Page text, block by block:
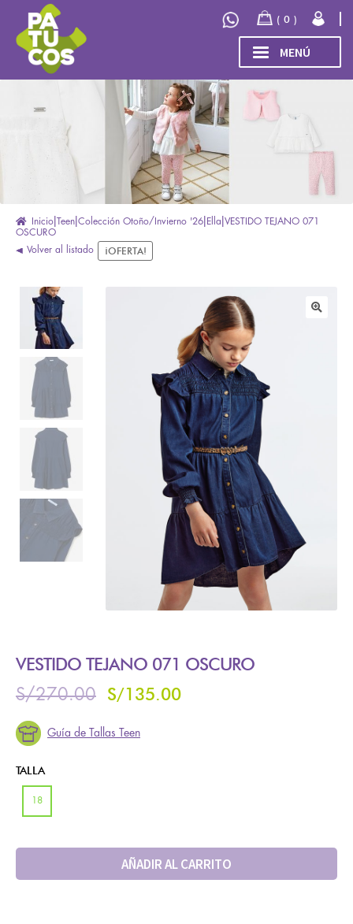
la
navegación
contenido
MENÚ
INICIO
TIENDA
menú
hijo
COLECCIÓN
INVIERNO/OTOÑO 2026
Inicio Teen Colección Otoño/Invierno '26 Ella VESTIDO TEJANO 071
OSCURO
Volver al listado
¡OFERTA!
VESTIDO TEJANO 071 OSCURO
S/270.00 S/135.00
Guía de Tallas Teen
TALLA
18
AÑADIR AL CARRITO
0